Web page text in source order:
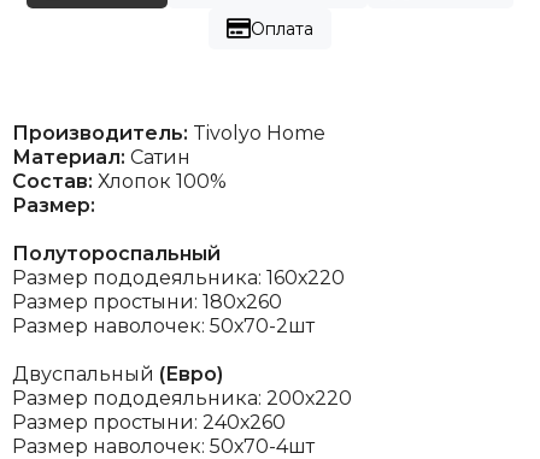
Оплата
Производитель: Tivolyo Home
Материал: Сатин
Состав: Хлопок 100%
Размер:
Полутороспальный
Размер пододеяльника: 160х220
Размер простыни: 180х260
Размер наволочек: 50х70-2шт
Двуспальный (Евро)
Размер пододеяльника: 200х220
Размер простыни: 240х260
Размер наволочек: 50х70-4шт